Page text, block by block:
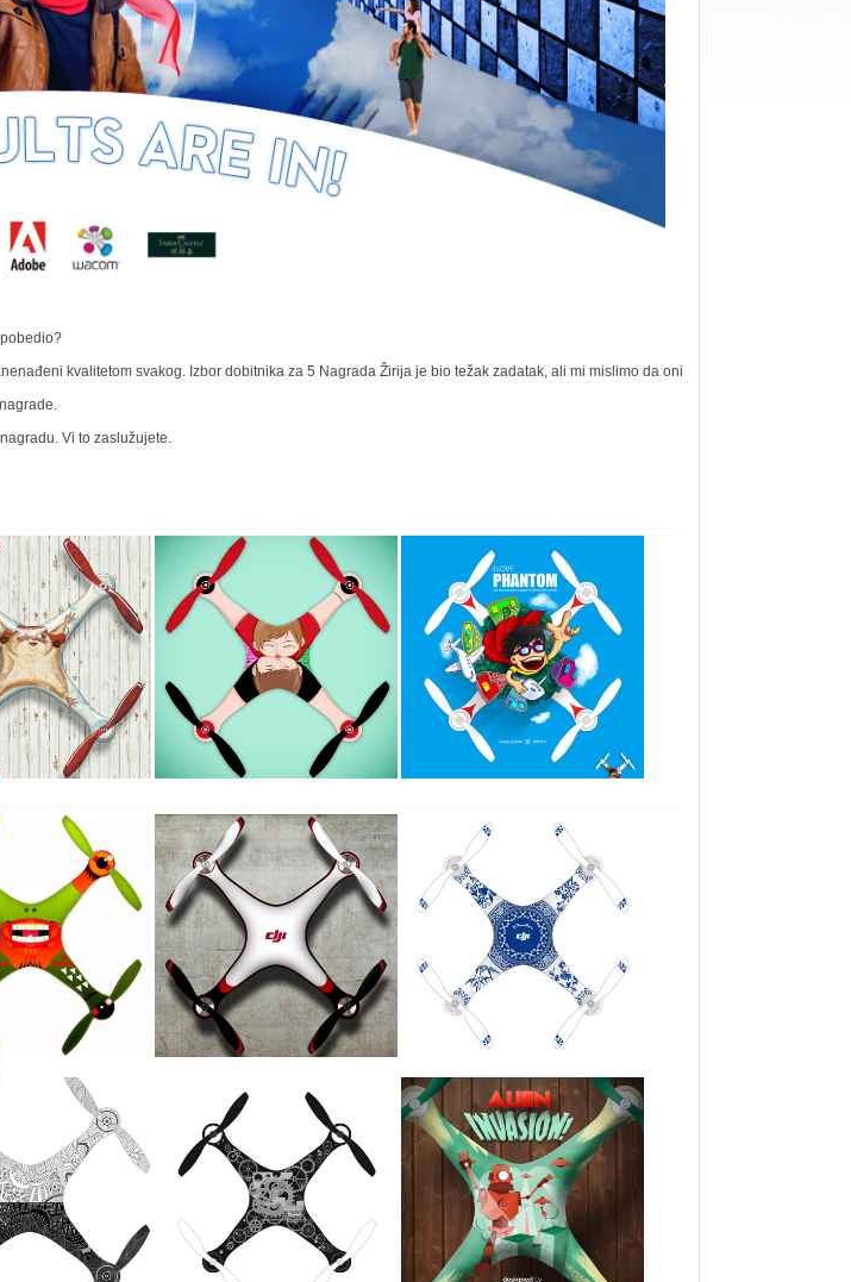
kvalitetom svakog. Izbor dobitnika za 5 Nagrada Žirija je bio težak zadatak, ali mi mislimo da oni
Vi to zaslužujete.